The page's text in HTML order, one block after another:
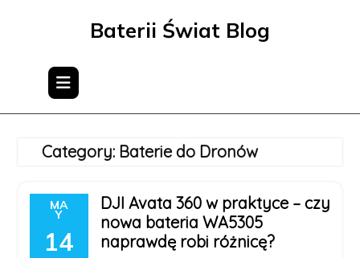
Baterii Świat Blog
Category: Baterie do Dronów
MA
Y
14
DJI Avata 360 w praktyce – czy
nowa bateria WA5305
naprawdę robi różnicę?